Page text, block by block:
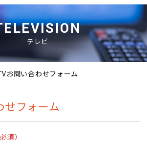
テレビ
お問い合わせフォーム
せフォーム
須）